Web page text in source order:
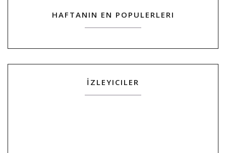
HAFTANIN EN POPULERLERI
İZLEYICILER